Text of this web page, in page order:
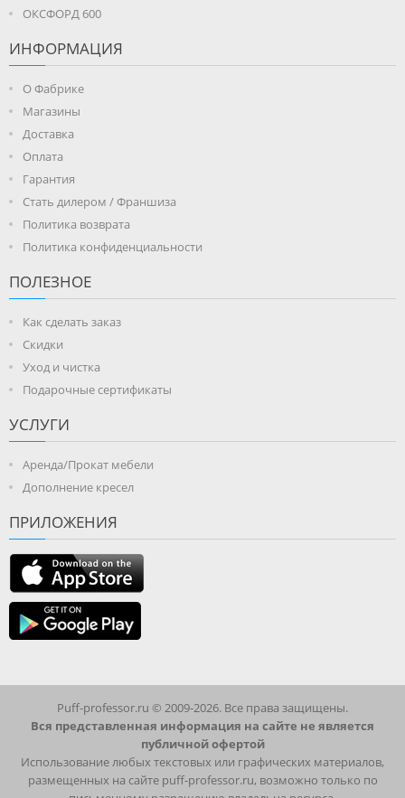
ОКСФОРД 600
ИНФОРМАЦИЯ
О Фабрике
Магазины
Доставка
Оплата
Гарантия
Стать дилером / Франшиза
Политика возврата
Политика конфиденциальности
ПОЛЕЗНОЕ
Как сделать заказ
Скидки
Уход и чистка
Подарочные сертификаты
УСЛУГИ
Аренда/Прокат мебели
Дополнение кресел
ПРИЛОЖЕНИЯ
Puff-professor.ru © 2009-2026. Все права защищены.
Вся представленная информация на сайте не является
публичной офертой
Использование любых текстовых или графических материалов,
размещенных на сайте puff-professor.ru, возможно только по